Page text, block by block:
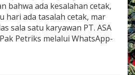
bahwa ada kesalahan cetak,
hari ada tasalah cetak, mar
sala satu karyawan PT. ASA
Petriks melalui WhatsApp-